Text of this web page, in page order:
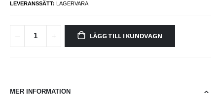
LEVERANSSÄTT: LAGERVARA
LÄGG TILL I KUNDVAGN
MER INFORMATION